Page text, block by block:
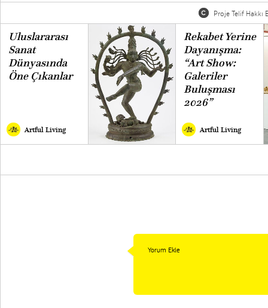
Proje Telif Hakkı
Uluslararası
Sanat
Dünyasında
Öne Çıkanlar
Artful Living
Rekabet Yerine
Dayanışma:
“Art Show:
Galeriler
Buluşması
2026”
Artful Living